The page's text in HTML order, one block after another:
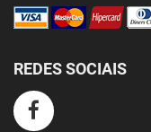
REDES SOCIAIS